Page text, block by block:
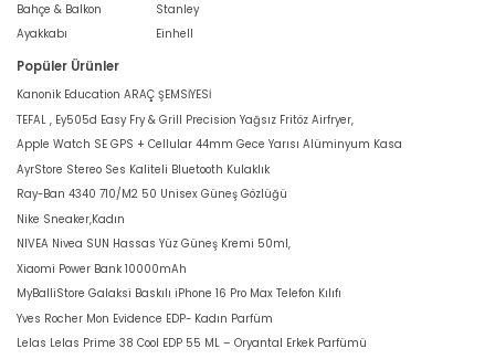
Bahçe & Balkon
Ayakkabı
Stanley
Einhell
Popüler Ürünler
Kanonik Education ARAÇ ŞEMSİYESİ
TEFAL , Ey505d Easy Fry & Grill Precision Yağsız Fritöz Airfryer,
Apple Watch SE GPS + Cellular 44mm Gece Yarısı Alüminyum Kasa
AyrStore Stereo Ses Kaliteli Bluetooth Kulaklık
Ray-Ban 4340 710/M2 50 Unisex Güneş Gözlüğü
Nike Sneaker,Kadın
NIVEA Nivea SUN Hassas Yüz Güneş Kremi 50ml,
Xiaomi Power Bank 10000mAh
MyBalliStore Galaksi Baskılı iPhone 16 Pro Max Telefon Kılıfı
Yves Rocher Mon Evidence EDP- Kadın Parfüm
Lelas Lelas Prime 38 Cool EDP 55 ML – Oryantal Erkek Parfümü